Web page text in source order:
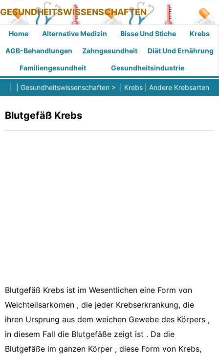
GESUNDHEITSWISSENSCHAFTEN
Home Alternative Medizin Bisse Und Stiche Krebs
AGB-Behandlungen Zahngesundheit Diät Und Ernährung
Familiengesundheit Gesundheitsindustrie
Gesundheitswissenschaften > | Krebs Andere Krebsarten
Blutgefäß Krebs
Blutgefäß Krebs ist im Wesentlichen eine Form von
Weichteilsarkomen , die jeder Krebserkrankung, die
ihren Ursprung aus dem weichen Gewebe des Körpers ,
in diesem Fall die Blutgefäße zeigt ist . Da die
Blutgefäße im ganzen Körper , diese Form von Krebs,